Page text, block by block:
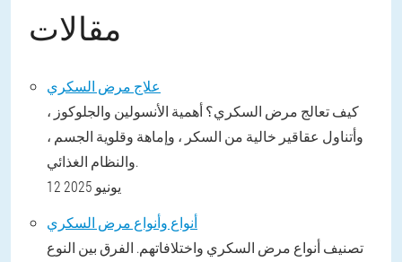
مقالات
علاج مرض السكري
كيف تعالج مرض السكري؟ أهمية الأنسولين والجلوكوز ،
وأتناول عقاقير خالية من السكر ، وإماهة وقلوية الجسم ،
والنظام الغذائي.
12 يونيو 2025
أنواع وأنواع مرض السكري
تصنيف أنواع مرض السكري واختلافاتهم. الفرق بين النوع